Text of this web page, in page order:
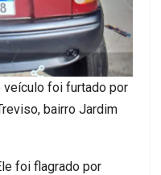
veículo foi furtado por
bairro Jardim
foi flagrado por